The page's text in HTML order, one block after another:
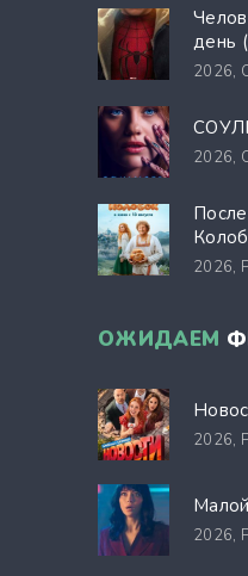
день
2026,
2026,
2026,
ОЖИДАЕМ
2026,
2026,